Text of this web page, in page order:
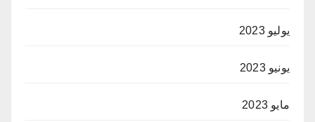
يوليو 2023
يونيو 2023
مايو 2023